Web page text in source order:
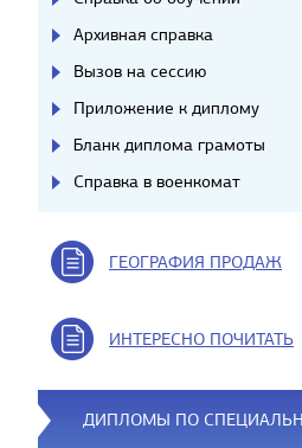
Архивная справка
Вызов на сессию
Приложение к диплому
Бланк диплома грамоты
Справка в военкомат
ГЕОГРАФИЯ ПРОДАЖ
ИНТЕРЕСНО ПОЧИТАТЬ
ДИПЛОМЫ ПО